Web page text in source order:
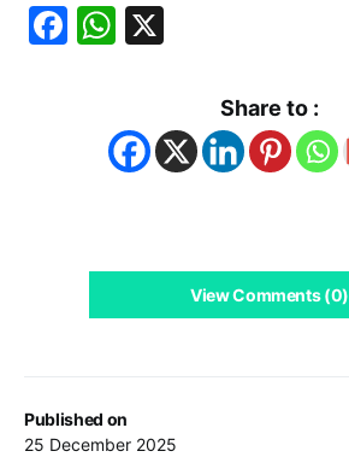
Published on
25 December 2025
Facebook
WhatsApp
Share to :
View Comments (0)